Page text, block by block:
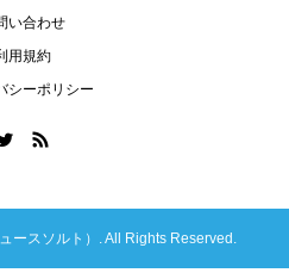
い合わせ
用規約
シーポリシー
ースソルト）. All Rights Reserved.